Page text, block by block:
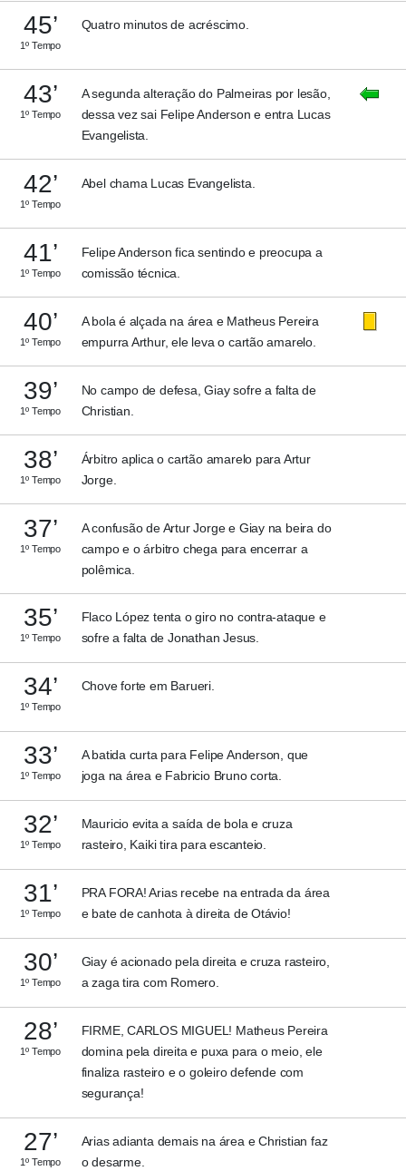
45’
1º Tempo
Quatro minutos de acréscimo.
43’
1º Tempo
A segunda alteração do Palmeiras por lesão,
dessa vez sai Felipe Anderson e entra Lucas
Evangelista.
42’
1º Tempo
Abel chama Lucas Evangelista.
41’
1º Tempo
Felipe Anderson fica sentindo e preocupa a
comissão técnica.
40’
1º Tempo
A bola é alçada na área e Matheus Pereira
empurra Arthur, ele leva o cartão amarelo.
39’
1º Tempo
No campo de defesa, Giay sofre a falta de
Christian.
38’
1º Tempo
Árbitro aplica o cartão amarelo para Artur
Jorge.
37’
1º Tempo
A confusão de Artur Jorge e Giay na beira do
campo e o árbitro chega para encerrar a
polêmica.
35’
1º Tempo
Flaco López tenta o giro no contra-ataque e
sofre a falta de Jonathan Jesus.
34’
1º Tempo
Chove forte em Barueri.
33’
1º Tempo
A batida curta para Felipe Anderson, que
joga na área e Fabricio Bruno corta.
32’
1º Tempo
Mauricio evita a saída de bola e cruza
rasteiro, Kaiki tira para escanteio.
31’
1º Tempo
PRA FORA! Arias recebe na entrada da área
e bate de canhota à direita de Otávio!
30’
1º Tempo
Giay é acionado pela direita e cruza rasteiro,
a zaga tira com Romero.
28’
1º Tempo
FIRME, CARLOS MIGUEL! Matheus Pereira
domina pela direita e puxa para o meio, ele
finaliza rasteiro e o goleiro defende com
segurança!
27’
1º Tempo
Arias adianta demais na área e Christian faz
o desarme.